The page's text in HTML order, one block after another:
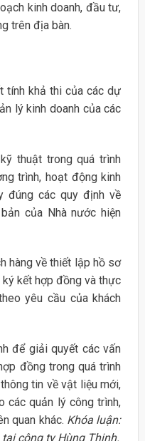
kinh doanh, đầu tư,
trên địa bàn.
tính khả thi của các dự
lý kinh doanh của các
thuật trong quá trình
trình, hoạt động kinh
đúng các quy định về
của Nhà nước hiện
hàng về thiết lập hồ sơ
kết hợp đồng và thực
yêu cầu của khách
để giải quyết các vấn
đồng trong quá trình
tin về vật liệu mới,
các quản lý công trình,
quan khác. Khóa luận:
công ty Hùng Thịnh.